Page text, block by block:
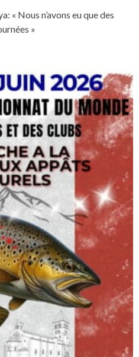
« Nous n’avons eu que des
»